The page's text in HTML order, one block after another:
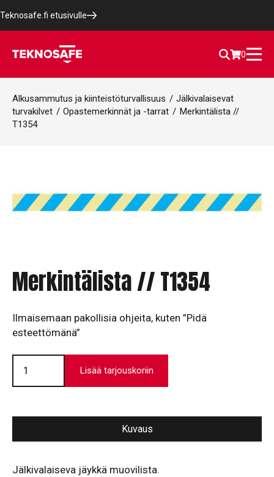
Teknosafe.fi etusivulle
0
Alkusammutus ja kiinteistöturvallisuus / Jälkivalaisevat
turvakilvet / Opastemerkinnät ja -tarrat / Merkintälista //
T1354
Merkintälista // T1354
Ilmaisemaan pakollisia ohjeita, kuten ”Pidä
esteettömänä”
Merkintälista
T1354
määrä
Lisää tarjouskoriin
Kuvaus
Jälkivalaiseva jäykkä muovilista.